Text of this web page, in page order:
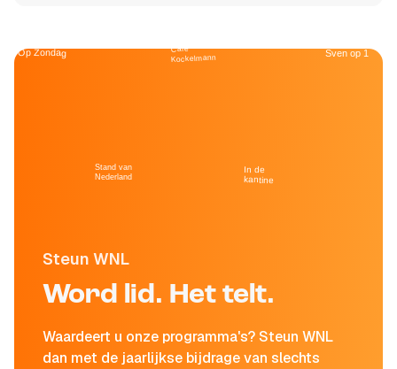
Steun WNL
Word lid. Het telt.
Waardeert u onze programma's? Steun WNL
dan met de jaarlijkse bijdrage van slechts
Op Zondag
Stand van
Nederland
Café
Kockelmann
In de
kantine
Sven op 1